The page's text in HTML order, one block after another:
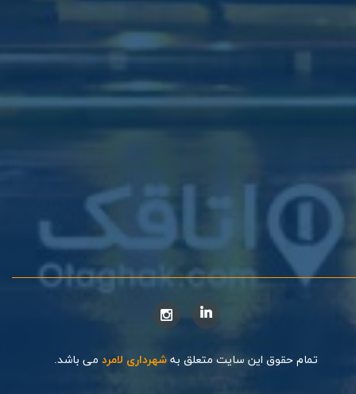
تمام حقوق این سایت متعلق به شهرداری لامرد می باشد.